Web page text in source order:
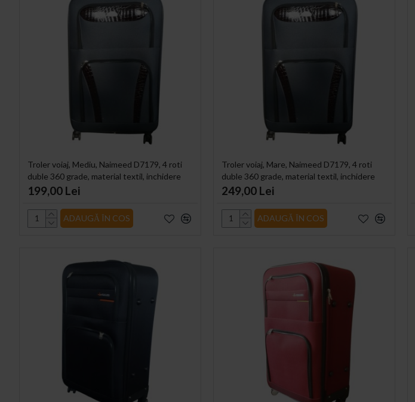
Troler voiaj, Mediu, Naimeed D7179, 4 roti
duble 360 grade, material textil, inchidere
cifru, Gri, 41x24x66cm
199,00 Lei
ADAUGĂ ÎN COS
Troler voiaj, Mare, Naimeed D7179, 4 roti
duble 360 grade, material textil, inchidere
cifru, Gri, 45x28x75cm
249,00 Lei
ADAUGĂ ÎN COS